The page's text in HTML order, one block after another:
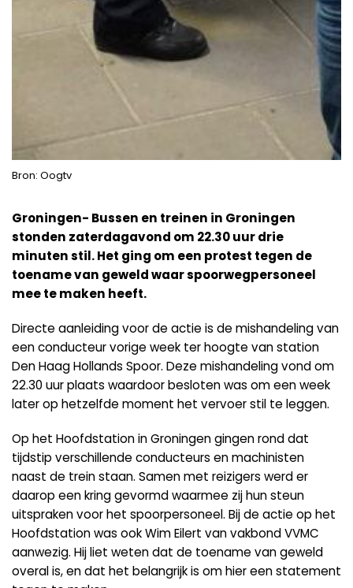
Bron: Oogtv
Groningen- Bussen en treinen in Groningen
stonden zaterdagavond om 22.30 uur drie
minuten stil. Het ging om een protest tegen de
toename van geweld waar spoorwegpersoneel
mee te maken heeft.
Directe aanleiding voor de actie is de mishandeling van
een conducteur vorige week ter hoogte van station
Den Haag Hollands Spoor. Deze mishandeling vond om
22.30 uur plaats waardoor besloten was om een week
later op hetzelfde moment het vervoer stil te leggen.
Op het Hoofdstation in Groningen gingen rond dat
tijdstip verschillende conducteurs en machinisten
naast de trein staan. Samen met reizigers werd er
daarop een kring gevormd waarmee zij hun steun
uitspraken voor het spoorpersoneel. Bij de actie op het
Hoofdstation was ook Wim Eilert van vakbond VVMC
aanwezig. Hij liet weten dat de toename van geweld
overal is, en dat het belangrijk is om hier een statement